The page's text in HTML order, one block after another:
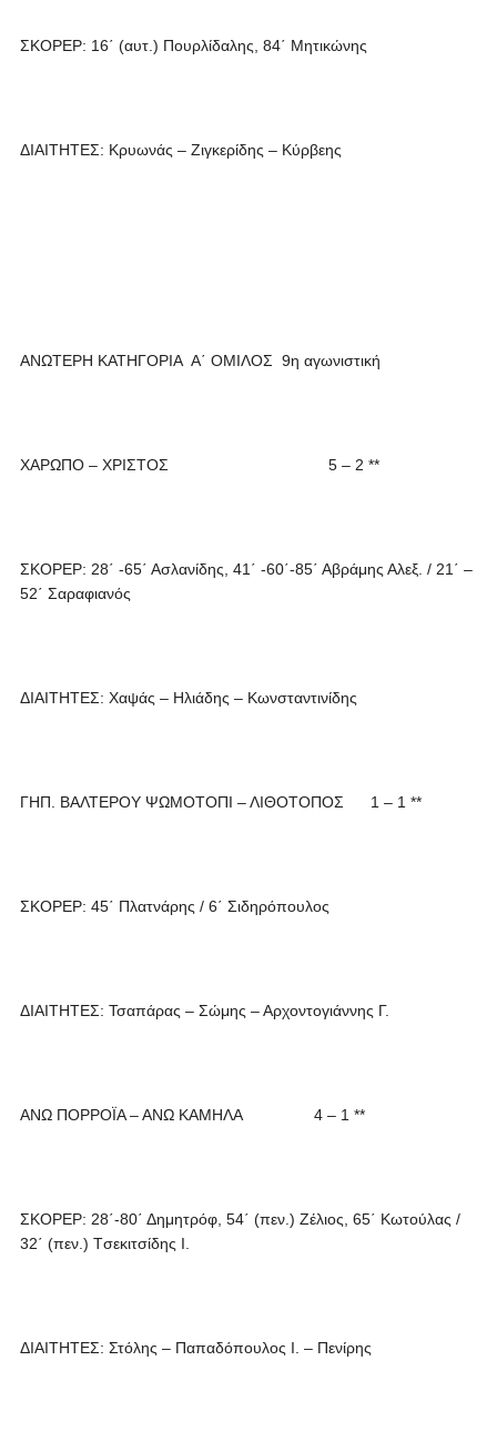
ΣΚΟΡΕΡ: 16΄ (αυτ.) Πουρλίδαλης, 84΄ Μητικώνης
ΔΙΑΙΤΗΤΕΣ: Κρυωνάς – Ζιγκερίδης – Κύρβεης
ΑΝΩΤΕΡΗ ΚΑΤΗΓΟΡΙΑ Α΄ ΟΜΙΛΟΣ 9η αγωνιστική
ΧΑΡΩΠΟ – ΧΡΙΣΤΟΣ 5 – 2 **
ΣΚΟΡΕΡ: 28΄ -65΄ Ασλανίδης, 41΄ -60΄-85΄ Αβράμης Αλεξ. / 21΄ –
52΄ Σαραφιανός
ΔΙΑΙΤΗΤΕΣ: Χαψάς – Ηλιάδης – Κωνσταντινίδης
ΓΗΠ. ΒΑΛΤΕΡΟΥ ΨΩΜΟΤΟΠΙ – ΛΙΘΟΤΟΠΟΣ 1 – 1 **
ΣΚΟΡΕΡ: 45΄ Πλατνάρης / 6΄ Σιδηρόπουλος
ΔΙΑΙΤΗΤΕΣ: Τσαπάρας – Σώμης – Αρχοντογιάννης Γ.
ΑΝΩ ΠΟΡΡΟΪΑ – ΑΝΩ ΚΑΜΗΛΑ 4 – 1 **
ΣΚΟΡΕΡ: 28΄-80΄ Δημητρόφ, 54΄ (πεν.) Ζέλιος, 65΄ Κωτούλας /
32΄ (πεν.) Tσεκιτσίδης Ι.
ΔΙΑΙΤΗΤΕΣ: Στόλης – Παπαδόπουλος Ι. – Πενίρης